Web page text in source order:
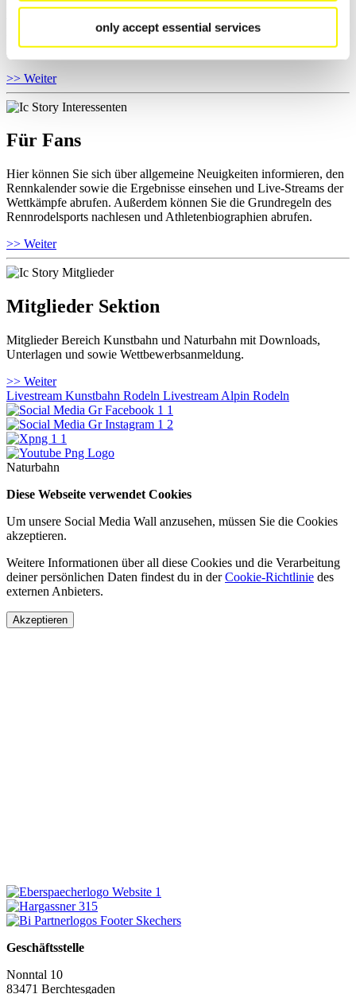
only accept essential services
Hier können Sie das aktuelle Regelwerk sowie Richtlinien zu
Wettkämpfen, Anti-Doping und Fairplay einsehen, Ergebnislisten
und Informationen zu Wettkämpfen abrufen. Außerdem können Sie
Ihre Athletenbiographie ansehen.
>> Weiter
Für Fans
Hier können Sie sich über allgemeine Neuigkeiten informieren, den
Rennkalender sowie die Ergebnisse einsehen und Live-Streams der
Wettkämpfe abrufen. Außerdem können Sie die Grundregeln des
Rennrodelsports nachlesen und Athletenbiographien abrufen.
>> Weiter
Mitglieder Sektion
Mitglieder Bereich Kunstbahn und Naturbahn mit Downloads,
Unterlagen und sowie Wettbewerbsanmeldung.
>> Weiter
Livestream Kunstbahn Rodeln Livestream Alpin Rodeln
Naturbahn
Diese Webseite verwendet Cookies
Um unsere Social Media Wall anzusehen, müssen Sie die Cookies
akzeptieren.
Weitere Informationen über all diese Cookies und die Verarbeitung
deiner persönlichen Daten findest du in derCookie-Richtlinie des
externen Anbieters.
Akzeptieren
Geschäftsstelle
Nonntal 10
83471 Berchtesgaden